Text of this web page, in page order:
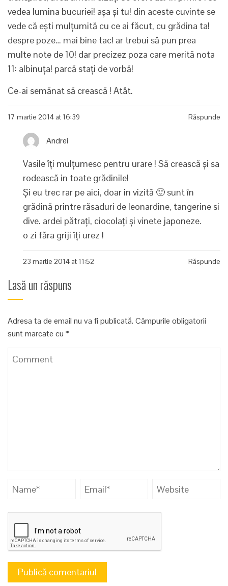
vedea lumina bucuriei! așa și tu! din aceste cuvinte se
vede că ești mulțumită cu ce ai făcut, cu grădina ta!
despre poze… mai bine tac! ar trebui să pun prea
multe note de 10! dar precizez poza care merită nota
11: albinuța! parcă stați de vorbă!
Ce-ai semănat să crească ! Atât.
17 martie 2014 at 16:39 Răspunde
Andrei
Vasile îți mulțumesc pentru urare ! Să crească și sa
rodească in toate grădinile!
Și eu trec rar pe aici, doar in vizită 🙂 sunt în
grădină printre răsaduri de leonardine, tangerine si
dive. ardei pătrați, ciocolați și vinete japoneze.
o zi făra griji îți urez !
23 martie 2014 at 11:52 Răspunde
Lasă un răspuns
Adresa ta de email nu va fi publicată. Câmpurile obligatorii
sunt marcate cu *